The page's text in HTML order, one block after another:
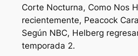
Corte Nocturna, Como Nos
recientemente, Peacock
Según NBC, Helberg
temporada 2.